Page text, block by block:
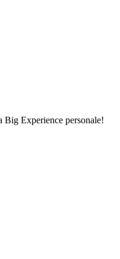
Big Experience personale!